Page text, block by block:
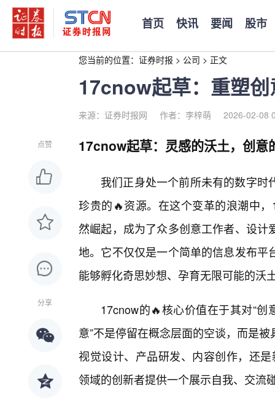
首页 快讯 要闻 股市
您当前的位置： 证券时报 > 公司 > 正文
17cnow起草：重塑
来源：证券时报网 作者：李梓萌 2026-02-08
点赞
分享
17cnow起草：灵感的沃土，创意
我们正身处一个前所未有的数字
珍贵的🔥资源。在这个变革的浪潮中
然崛起，成为了众多创意工作者、设
地。它不仅仅是一个简单的信息发布
能够孵化奇思妙想、孕育无限可能的沃
17cnow的🔥核心价值在于其对“创
意”不是停留在概念层面的空谈，而是
视觉设计、产品研发、内容创作，还
领域的创新者提供一个展示自我、交流